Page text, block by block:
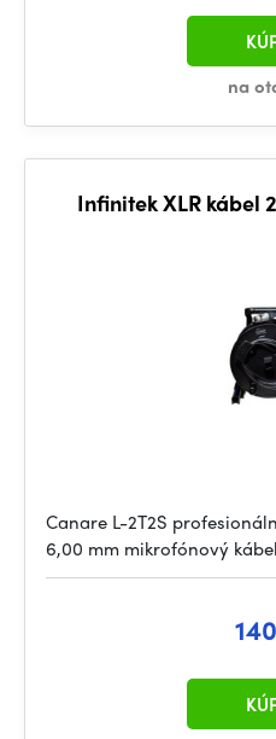
na
Infinitek XLR kábel
Canare L-2T2S
6,00 mm mikrofónový